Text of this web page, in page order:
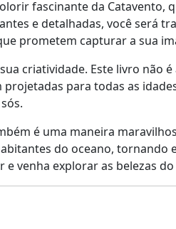
fascinante da Catavento,
e detalhadas, você será
prometem capturar a sua
criatividade. Este livro não
para todas as
é uma maneira
do oceano, tornando
venha explorar as belezas